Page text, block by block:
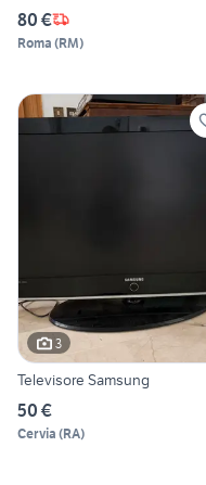
80 €
Roma (RM)
3
Televisore Samsung
50 €
Cervia (RA)